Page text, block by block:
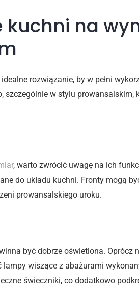
kuchni na
rozwiązanie, by w pełni
szczególnie w stylu
, warto zwrócić uwagę na ich
do układu kuchni. Fronty mogą
prowansalskiego uroku.
być dobrze oświetlona. Oprócz
wiszące z abażurami
świeczniki, co dodatkowo